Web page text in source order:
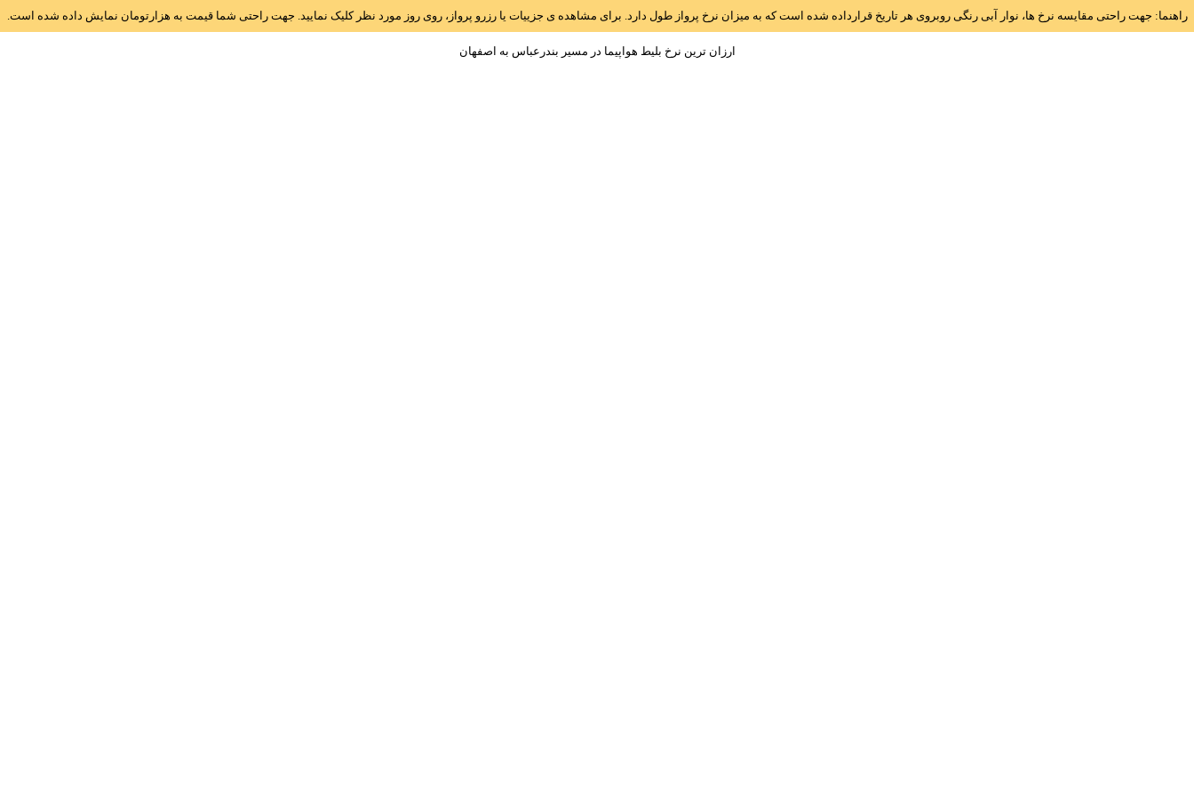
راهنما: جهت راحتی مقایسه نرخ ها، نوار آبی رنگی روبروی هر تاریخ قرارداده شده است که به میزان نرخ پرواز طول دارد. برای مشاهده ی جزییات یا رزرو پرواز، روی روز مورد نظر کلیک نمایید. جهت راحتی شما قیمت به هزارتومان نمایش داده شده است.
ارزان ترین نرخ بلیط هواپیما در مسیر بندرعباس به اصفهان